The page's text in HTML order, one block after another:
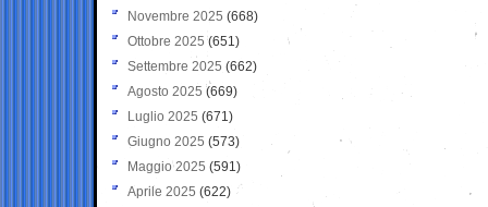
Novembre 2025 (668)
Ottobre 2025 (651)
Settembre 2025 (662)
Agosto 2025 (669)
Luglio 2025 (671)
Giugno 2025 (573)
Maggio 2025 (591)
Aprile 2025 (622)